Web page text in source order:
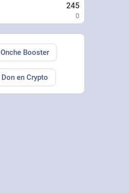
245
0
Onche Booster
Don en Crypto